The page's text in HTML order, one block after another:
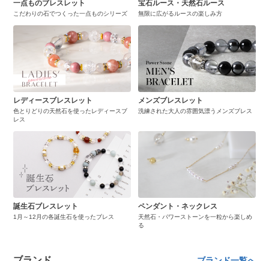
一点ものブレスレット
こだわりの石でつくった一点ものシリーズ
宝石ルース・天然石ルース
無限に広がるルースの楽しみ方
レディースブレスレット
色とりどりの天然石を使ったレディースブ
レス
メンズブレスレット
洗練された大人の雰囲気漂うメンズブレス
誕生石ブレスレット
1月～12月の各誕生石を使ったブレス
ペンダント・ネックレス
天然石・パワーストーンを一粒から楽しめ
る